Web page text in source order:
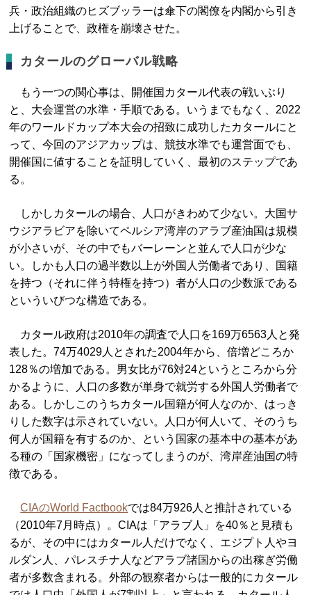
兵・政治組織のヒズブッラーは傘下の閣僚を内閣から引き
上げることで、政権を崩壊させた。
カタールのグローバル戦略
もう一つの関心事は、開催国カタール代表の戦いぶり
と、大会運営の水準・手順である。いうまでもなく、2022
年のワールドカップ本大会の招致に成功したカタールにと
って、今回のアジアカップは、競技水準でも運営面でも、
開催国に値することを証明していく、最初のステップであ
る。
しかしカタールの場合、人口がきわめて少ない。大国サ
ウジアラビアを除いてペルシア湾岸のアラブ産油国は規模
が小さいが、その中でもバーレーンと並んで人口が少な
い。しかも人口の過半数以上が外国人労働者であり、国籍
を持つ（それに伴う特権を持つ）者が人口の少数派である
といういびつな構造である。
カタール政府は2010年の調査で人口を169万6563人と発
表した。74万4029人とされた2004年から、倍増どころか
128％の増加である。男女比が76対24というところから分
かるように、人口の多数が単身で就労する外国人労働者で
ある。しかしこのうちカタール国籍が何人なのか、はっき
りした数字は示されていない。人口が何人いて、そのうち
何人が国籍を有するのか、という国家の基本中の基本があ
る種の「国家機密」になってしまうのが、湾岸産油国の特
徴である。
CIAのWorld Factbookでは84万926人と推計されている
（2010年7月時点）。CIAは「アラブ人」を40％と見積も
るが、その中にはカタール人だけでなく、エジプト人やヨ
ルダン人、パレスチナ人などアラブ諸国からの出稼ぎ労働
者が多数含まれる。外部の観察者からは一般的にカタール